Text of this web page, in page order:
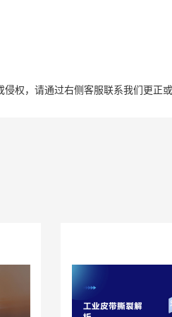
权，请通过右侧客服联系我们更正